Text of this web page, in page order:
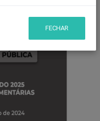
FECHAR